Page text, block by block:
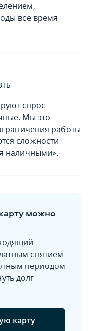
все время
спрос —
Мы это
работы
сложности
наличными».
можно
снятием
периодом
долг
карту